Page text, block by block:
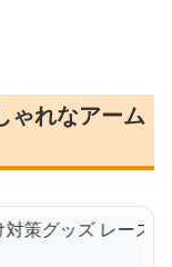
ゃれなアーム